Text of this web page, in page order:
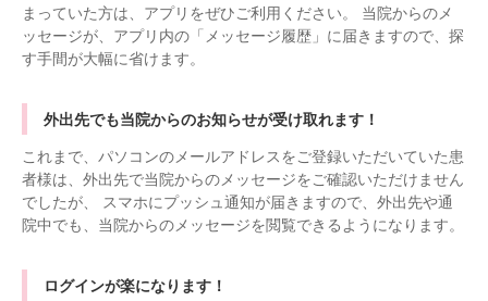
まっていた方は、アプリをぜひご利用ください。 当院からのメ
ッセージが、アプリ内の「メッセージ履歴」に届きますので、探
す手間が大幅に省けます。
外出先でも当院からのお知らせが受け取れます！
これまで、パソコンのメールアドレスをご登録いただいていた患
者様は、外出先で当院からのメッセージをご確認いただけません
でしたが、 スマホにプッシュ通知が届きますので、外出先や通
院中でも、当院からのメッセージを閲覧できるようになります。
ログインが楽になります！